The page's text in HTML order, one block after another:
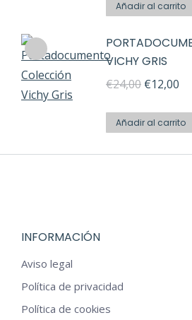
original
€24,00.
Añadir al carrito
VICHY GRIS
€24,00 El
original
€12,00
Añadir al carrito
INFORMACIÓN
Aviso legal
Política de privacidad
Política de cookies